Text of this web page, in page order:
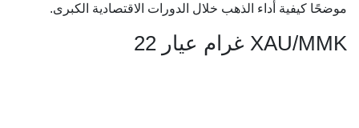
موضحًا كيفية أداء الذهب خلال الدورات الاقتصادية الكبرى.
XAU/MMK غرام عيار 22